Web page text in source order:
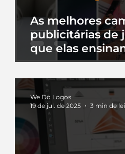
As melhores
publicitárias de
que elas
We Do Logos
19 de jul. de 2025
3 min de